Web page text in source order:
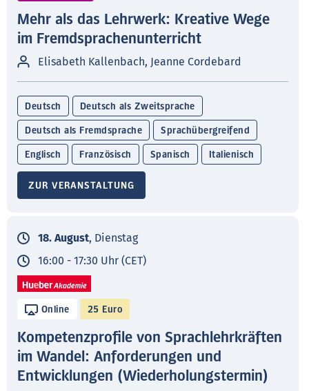
Mehr als das Lehrwerk: Kreative Wege
im Fremdsprachenunterricht
Elisabeth Kallenbach, Jeanne Cordebard
Deutsch Deutsch als Zweitsprache
Deutsch als Fremdsprache Sprachübergreifend
Englisch Französisch Spanisch Italienisch
ZUR VERANSTALTUNG
18. August, Dienstag
16:00 - 17:30 Uhr (CET)
Online 25 Euro
Kompetenzprofile von Sprachlehrkräften
im Wandel: Anforderungen und
Entwicklungen (Wiederholungstermin)